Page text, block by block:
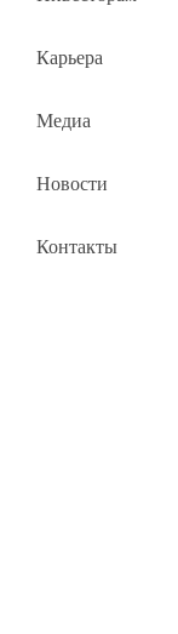
Карьера
Медиа
Новости
Контакты